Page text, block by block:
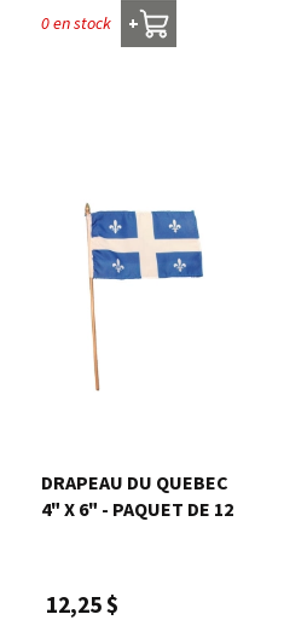
0 en stock +
DRAPEAU DU QUEBEC
4" X 6" - PAQUET DE 12
12,25 $